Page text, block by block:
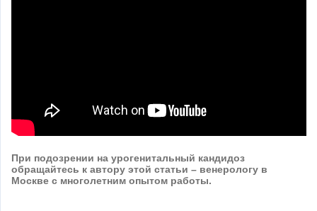
При подозрении на урогенитальный кандидоз
обращайтесь к автору этой статьи – венерологу в
Москве с многолетним опытом работы.